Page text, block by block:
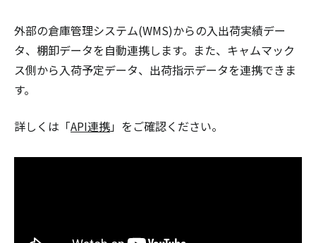
外部の倉庫管理システム(WMS)からの入出荷実績デー
タ、棚卸データを自動連携します。また、キャムマック
ス側から入荷予定データ、出荷指示データを連携できま
す。
詳しくは「API連携」をご確認ください。